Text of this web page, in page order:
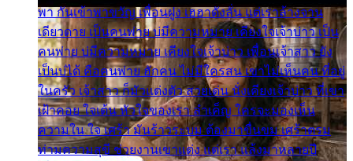
พา กันเข้าพาขวัญ เพื่อนฝูง เฮฮาดังลั่น แต่เราล้างจาน
เดียวดาย เป็นคนพ่าย บ่มีความหมาย เคียงใจเจ้าบ่าว เป็น
คนพ่าย บ่มีความหมาย เคียงใจเจ้าบ่าว เพื่อนเจ้าสาว ยัง
เป็นบ่ได้ คือคนพ่าย ฮักคน ไม่มีใครสน เขาไม่เห็นคน ที่อยู่
ในครัว เจ้าสาว ก็มัวแต่งตัว สวยเด่น นั่งเคียงเจ้าบ่าว ที่เขา
เฝ้าคอย ใจเต้น หัวใจของเรา ลำเค็ญ ใครจะมองเห็น
ความใน ใจ เศร้า มันร้าวระบม ต้องมาขื่นขม เศร้าตรม
ท่ามความสุขี ช่วยงานเขาแต่ง แต่เรา แล้งมาหลายปี